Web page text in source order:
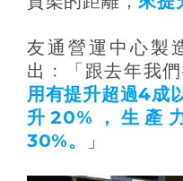
友通營運中心製
出﹕「跟去年我們
用有提升超過4成
升20%，生產
30%。
」